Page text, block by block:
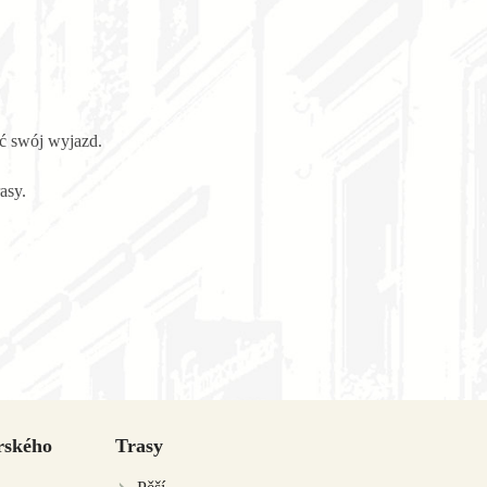
swój wyjazd.
Trasy